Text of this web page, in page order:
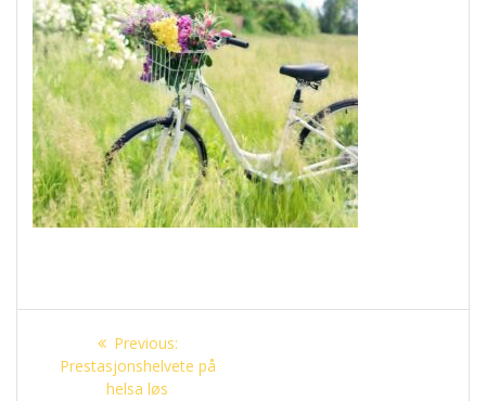
Innleggsnavigasjon
Previous:Previous
post:
Prestasjonshelvete på
helsa løs